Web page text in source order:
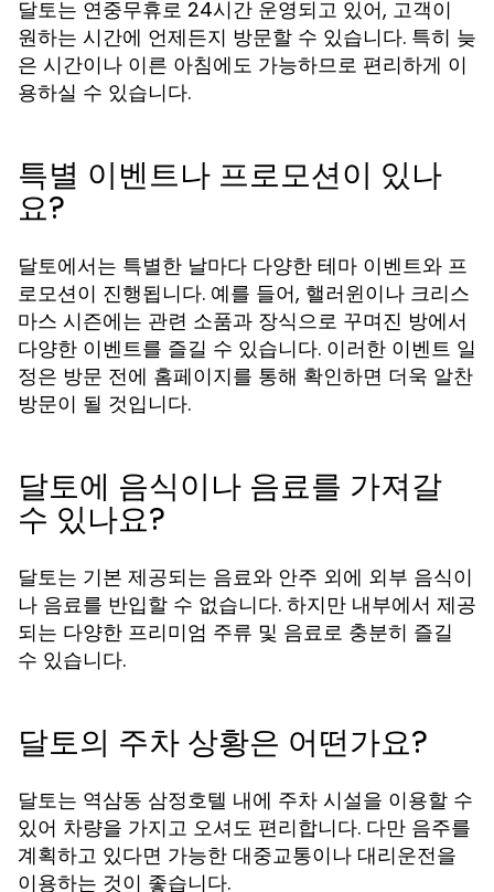
달토는 연중무휴로 24시간 운영되고 있어, 고객이
원하는 시간에 언제든지 방문할 수 있습니다. 특히 늦
은 시간이나 이른 아침에도 가능하므로 편리하게 이
용하실 수 있습니다.
특별 이벤트나 프로모션이 있나
요?
달토에서는 특별한 날마다 다양한 테마 이벤트와 프
로모션이 진행됩니다. 예를 들어, 핼러윈이나 크리스
마스 시즌에는 관련 소품과 장식으로 꾸며진 방에서
다양한 이벤트를 즐길 수 있습니다. 이러한 이벤트 일
정은 방문 전에 홈페이지를 통해 확인하면 더욱 알찬
방문이 될 것입니다.
달토에 음식이나 음료를 가져갈
수 있나요?
달토는 기본 제공되는 음료와 안주 외에 외부 음식이
나 음료를 반입할 수 없습니다. 하지만 내부에서 제공
되는 다양한 프리미엄 주류 및 음료로 충분히 즐길
수 있습니다.
달토의 주차 상황은 어떤가요?
달토는 역삼동 삼정호텔 내에 주차 시설을 이용할 수
있어 차량을 가지고 오셔도 편리합니다. 다만 음주를
계획하고 있다면 가능한 대중교통이나 대리운전을
이용하는 것이 좋습니다.